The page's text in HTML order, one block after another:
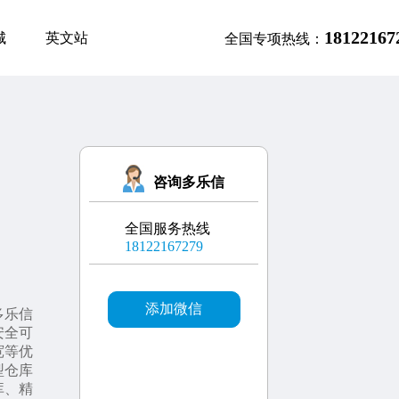
英文站 全国专项热线：
乐信
全可
等优
仓库
、精
咨询多乐信
全国服务热线
18122167279
添加微信